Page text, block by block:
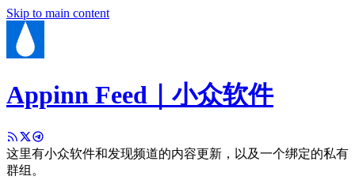
Skip to main content
Appinn Feed｜小众软件
这里有小众软件和发现频道的内容更新，以及一个绑定的私有
群组。